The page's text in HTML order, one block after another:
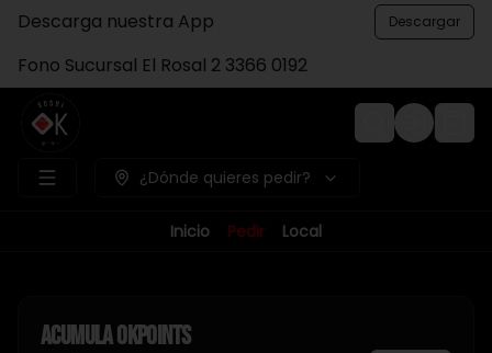
Descarga nuestra App Descargar
Fono Sucursal El Rosal 2 3366 0192
Login
¿Dónde quieres pedir?
Inicio Pedir Local
AcumulaOkpoints